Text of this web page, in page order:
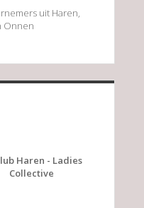
uit Haren,
Onnen
Haren - Ladies
Collective